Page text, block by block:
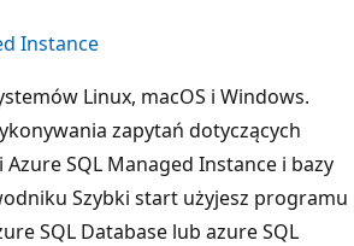
Instance
Linux, macOS i Windows.
zapytań dotyczących
Azure SQL Managed Instance i bazy
Szybki start użyjesz programu
SQL Database lub azure SQL